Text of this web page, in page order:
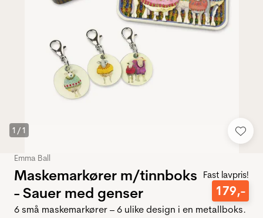
1 /1
Emma Ball
Maskemarkører m/tinnboks
- Sauer med genser
Fast lavpris!
179,-
6 små maskemarkører – 6 ulike design i en metallboks.